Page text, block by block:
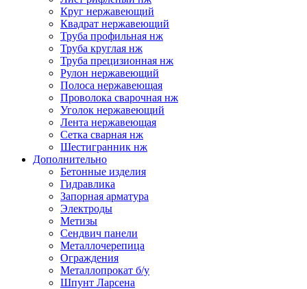
Круг нержавеющий
Квадрат нержавеющий
Труба профильная нж
Труба круглая нж
Труба прецизионная нж
Рулон нержавеющий
Полоса нержавеющая
Проволока сварочная нж
Уголок нержавеющий
Лента нержавеющая
Сетка сварная нж
Шестигранник нж
Дополнительно
Бетонные изделия
Гидравлика
Запорная арматура
Электроды
Метизы
Сендвич панели
Металлочерепица
Ограждения
Металлопрокат б/у
Шпунт Ларсена